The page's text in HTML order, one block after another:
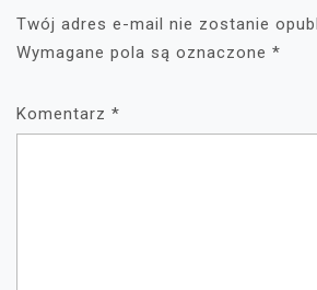
Twój adres e-mail nie zostanie
Wymagane pola są oznaczone *
Komentarz *